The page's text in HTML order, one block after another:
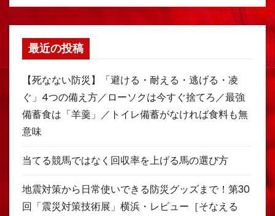
最近の投稿
【死なない防災】「避ける・耐える・逃げる・凌
ぐ」4つの備え方／ローソクは今すぐ捨てろ／最強
備蓄食は「羊羹」／トイレ備蓄がなければ食料も無
意味
当てる競馬ではなく回収率を上げる馬の選び方
地震対策から日常使いできる防災グッズまで！第30
回「震災対策技術展」横浜・レビュー［そなえる